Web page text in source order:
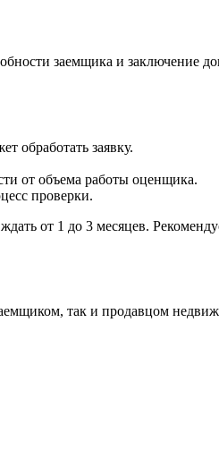
заемщика и заключение
обработать заявку.
от объема работы оценщика.
проверки.
от 1 до 3 месяцев.
так и продавцом